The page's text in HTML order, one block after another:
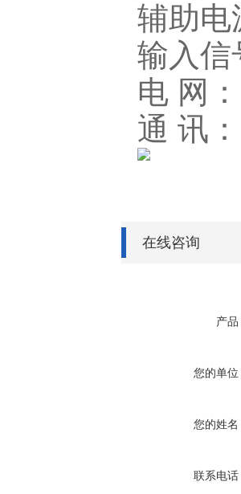
辅助电
输入信
电 网
通 讯
在线咨询
产品
您的单位
您的姓名
联系电话